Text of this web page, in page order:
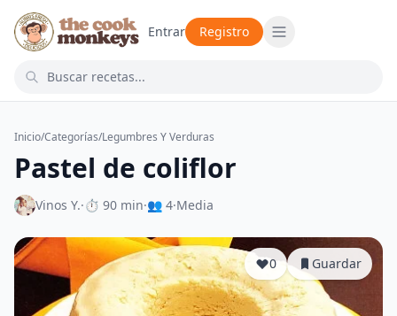
Entrar Registro
Inicio/Categorías/Legumbres Y Verduras
Pastel de coliflor
Vinos Y.·⏱ 90 min·👥 4·Media
0 Guardar